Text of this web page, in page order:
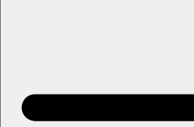
Circuite